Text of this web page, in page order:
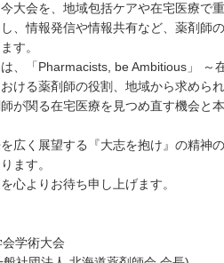
大会を、地域包括ケアや在宅医療で
、情報発信や情報共有など、薬剤師
す。
、「Pharmacists, be Ambitious」 ～
ける薬剤師の役割、地域から求めら
が関る在宅医療を見つめ直す機会と
広く展望する『大志を抱け』の精神
ます。
心よりお待ち申し上げます。
学術大会